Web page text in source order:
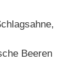
Beeren